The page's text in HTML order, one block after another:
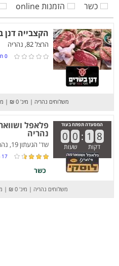
כשר
הזמנות online
הקצבייה דנן
הרצל 82, נהריה
0
משלוחים נהריה | מינ' 0 ₪ |
המסעדה תפתח בעוד
0 0 : 1 8
דקות שעות
פלאפל
נהריה
שד' הגעתון 19, נהריה
17
כשר
משלוחים נהריה | מינ' 0 ₪ |